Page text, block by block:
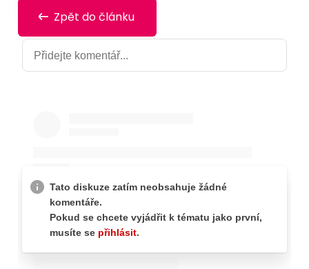
Zpět do článku